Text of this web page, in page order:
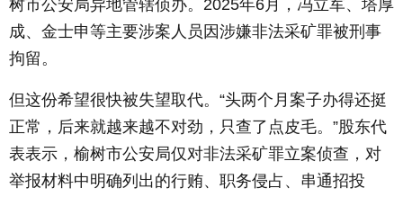
树市公安局异地管辖侦办。2025年6月，冯立军、塔厚
成、金士申等主要涉案人员因涉嫌非法采矿罪被刑事
拘留。
但这份希望很快被失望取代。“头两个月案子办得还挺
正常，后来就越来越不对劲，只查了点皮毛。”股东代
表表示，榆树市公安局仅对非法采矿罪立案侦查，对
举报材料中明确列出的行贿、职务侵占、串通招投